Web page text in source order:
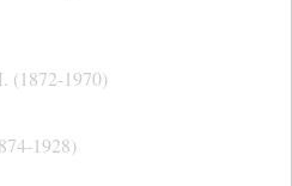
1970)
1928)